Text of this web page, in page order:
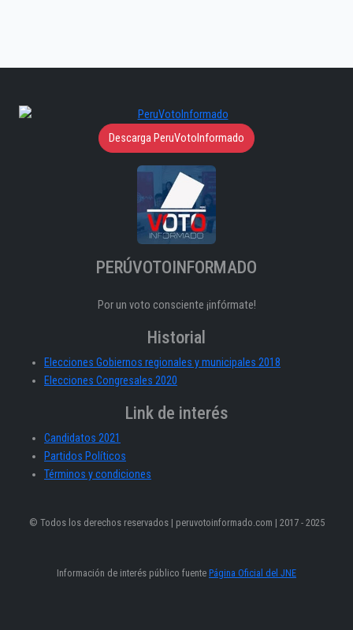
Descarga PeruVotoInformado
PERÚVOTOINFORMADO
Por un voto consciente ¡infórmate!
Historial
Elecciones Gobiernos regionales y municipales 2018
Elecciones Congresales 2020
Link de interés
Candidatos 2021
Partidos Políticos
Términos y condiciones
© Todos los derechos reservados | peruvotoinformado.com | 2017 - 2025
Información de interés público fuente Página Oficial del JNE